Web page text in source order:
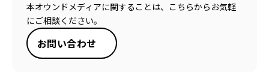
本オウンドメディアに関することは、こちらからお気軽
にご相談ください。
お問い合わせ